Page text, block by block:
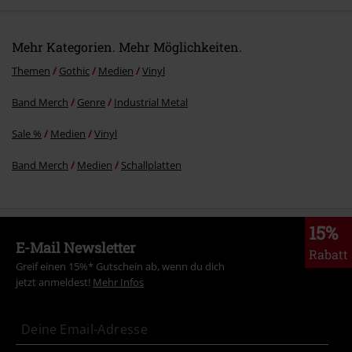
Mehr Kategorien. Mehr Möglichkeiten.
Themen Gothic Medien Vinyl
Band Merch Genre Industrial Metal
Sale % Medien Vinyl
Band Merch Medien Schallplatten
15%
Rabatt
E-Mail Newsletter
Greif einen 15%* Gutschein ab, wenn du dich
jetzt anmeldest! Mehr Infos